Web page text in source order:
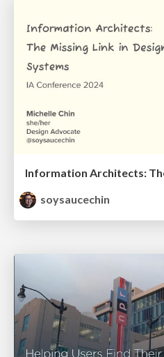
soysaucechin